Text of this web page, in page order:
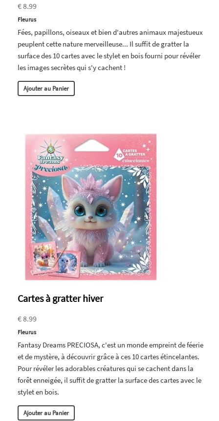
€ 8.99
Fleurus
Fées, papillons, oiseaux et bien d'autres animaux majestueux
peuplent cette nature merveilleuse... Il suffit de gratter la
surface des 10 cartes avec le stylet en bois fourni pour révéler
les images secrètes qui s'y cachent !
Ajouter au Panier
Cartes à gratter hiver
€ 8.99
Fleurus
Fantasy Dreams PRECIOSA, c'est un monde empreint de féerie
et de mystère, à découvrir grâce à ces 10 cartes étincelantes.
Pour révéler les adorables créatures qui se cachent dans la
forêt enneigée, il suffit de gratter la surface des cartes avec le
stylet en bois.
Ajouter au Panier